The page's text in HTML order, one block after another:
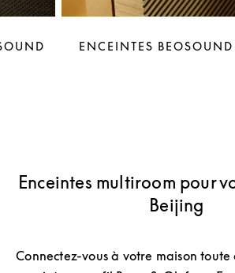
ENCEINTES BEOSOUND
Enceintes multiroom pour
Beijing
Connectez-vous à votre maison